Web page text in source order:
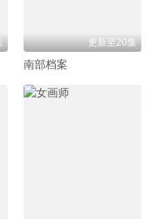
更新至20集
南部档案